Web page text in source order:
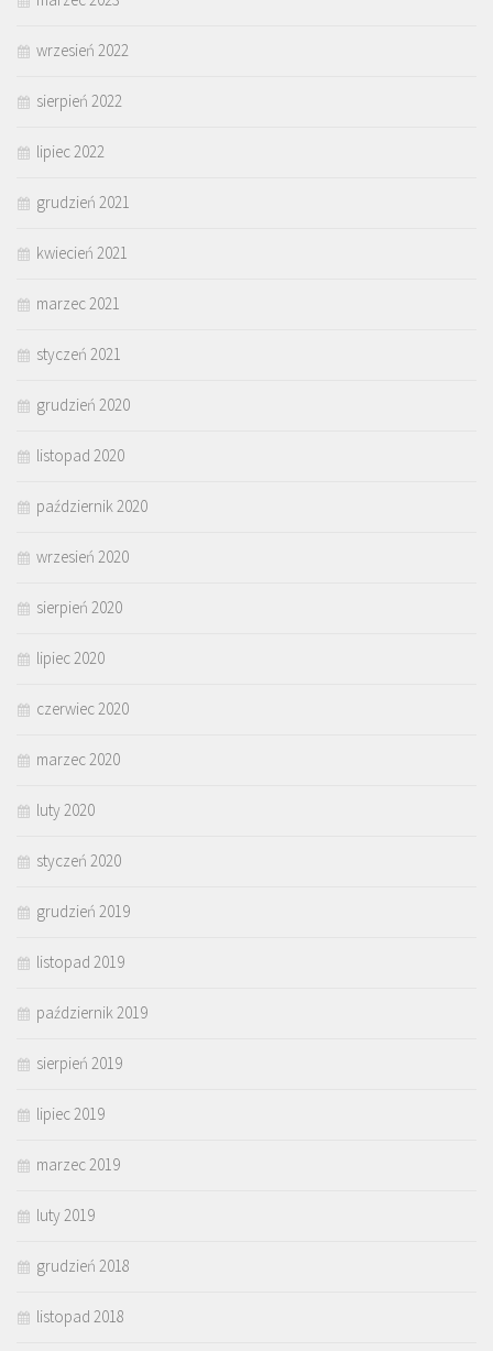
wrzesień 2022
sierpień 2022
lipiec 2022
grudzień 2021
kwiecień 2021
marzec 2021
styczeń 2021
grudzień 2020
listopad 2020
październik 2020
wrzesień 2020
sierpień 2020
lipiec 2020
czerwiec 2020
marzec 2020
luty 2020
styczeń 2020
grudzień 2019
listopad 2019
październik 2019
sierpień 2019
lipiec 2019
marzec 2019
luty 2019
grudzień 2018
listopad 2018